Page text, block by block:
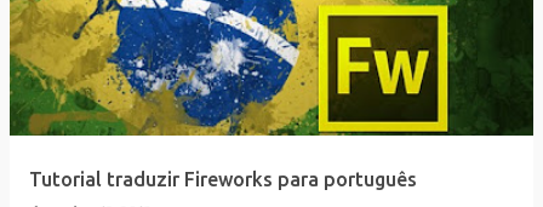
Tutorial traduzir Fireworks para português